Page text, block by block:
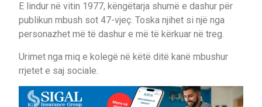
E lindur në vitin 1977, këngëtarja shumë e dashur për
publikun mbush sot 47-vjeç. Toska njihet si një nga
personazhet më të dashur e më të kërkuar në treg.
Urimet nga miq e kolegë në këtë ditë kanë mbushur
rrjetet e saj sociale.